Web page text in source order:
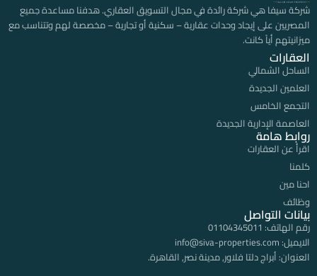
شركة سيفا هي شركة رائدة في مجال التسويق العقاري. هدفنا مساعدة جميع
المصريين على إيجاد وحدات عقارية – سكنية أو تجارية – مخصصة لهم وتتناسب مع
ميزانيتهم أياً كانت.
العقارات
الساحل الشمالي
العلمين الجديدة
التجمع الخامس
العاصمة الإدارية الجديدة
روابط هامة
اقرأ عن العقارات
كلمنا
احنا مين
وظائف
بيانات التواصل
رقم الهاتف: 01104345011
الايميل: info@siva-properties.com
العنوان: أبراج دلتا فلاور, مدينة نصر, القاهرة.